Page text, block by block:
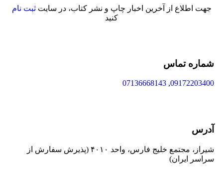
جهت اطلاع از آخرین اخبار چاپ و نشر کتاب، در سایتثبت نام
کنید
شماره تماس
09172203400
,
07136668143
آدرس
شیراز، مجتمع خلیج فارس، واحد ۴۰۱۰ (پذیرش سفارش از
سراسر ایران)